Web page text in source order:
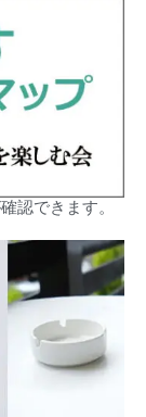
認できます。